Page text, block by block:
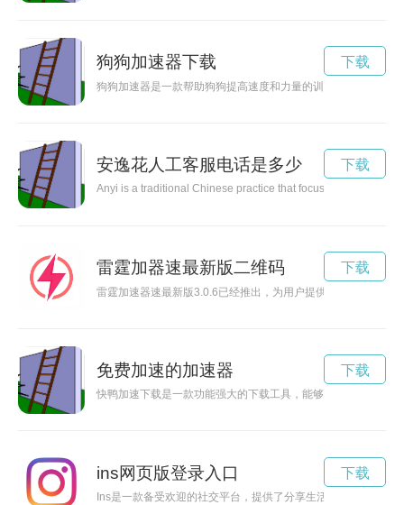
狗狗加速器下载
狗狗加速器是一款帮助狗狗提高速度和力量的训练工具，可以让
下载
安逸花人工客服电话是多少
Anyi is a traditional Chinese practice that focuses on
下载
雷霆加器速最新版二维码
雷霆加速器速最新版3.0.6已经推出，为用户提供更快速、更稳
下载
免费加速的加速器
快鸭加速下载是一款功能强大的下载工具，能够帮助用户快速
下载
ins网页版登录入口
Ins是一款备受欢迎的社交平台，提供了分享生活点滴、交流思
下载